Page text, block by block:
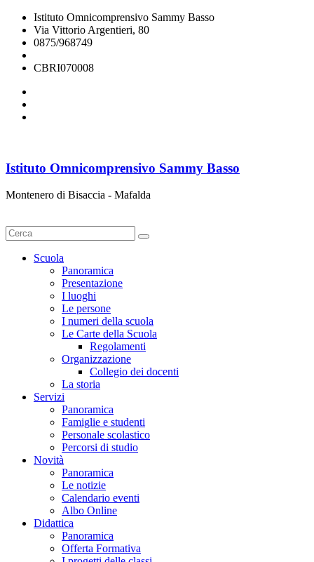
Istituto Omnicomprensivo Sammy Basso
Via Vittorio Argentieri, 80
0875/968749
CBRI070008
Istituto Omnicomprensivo Sammy Basso
Montenero di Bisaccia - Mafalda
Scuola
Panoramica
Presentazione
I luoghi
Le persone
I numeri della scuola
Le Carte della Scuola
Regolamenti
Organizzazione
Collegio dei docenti
La storia
Servizi
Panoramica
Famiglie e studenti
Personale scolastico
Percorsi di studio
Novità
Panoramica
Le notizie
Calendario eventi
Albo Online
Didattica
Panoramica
Offerta Formativa